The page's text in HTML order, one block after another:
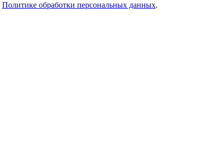
Политике обработки персональных данных.